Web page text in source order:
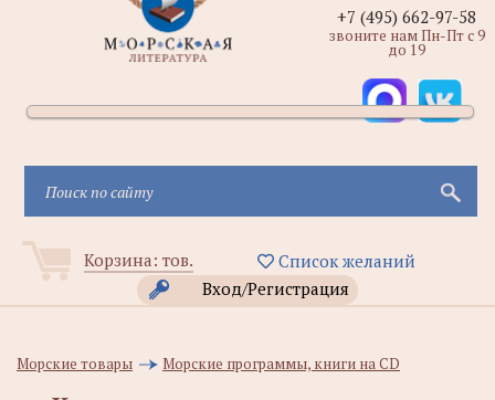
Корзина: тов.
Список желаний
Вход/Регистрация
+7 (495) 662-97-58
звоните нам Пн-Пт с 9
до 19
Морские товары Морские программы, книги на CD